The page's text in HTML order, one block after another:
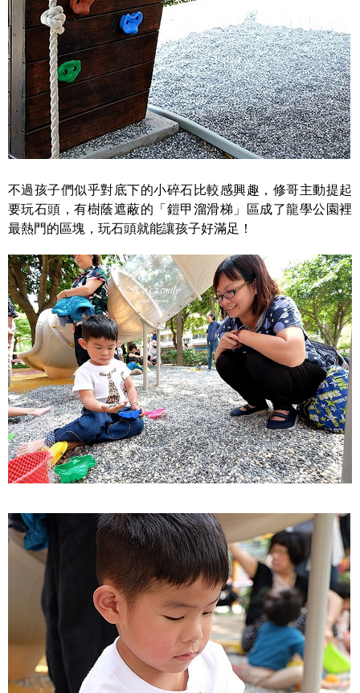
不過孩子們似乎對底下的小碎石比較感興趣，修哥主動提起
要玩石頭，有樹蔭遮蔽的「鎧甲溜滑梯」區成了龍學公園裡
最熱門的區塊，玩石頭就能讓孩子好滿足！